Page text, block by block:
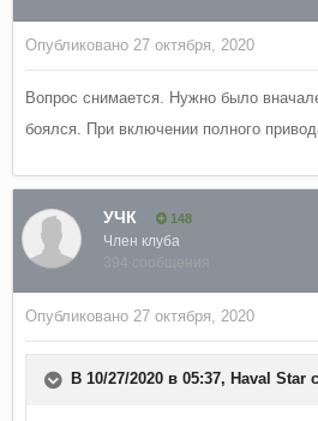
Опубликовано 27 октября, 2020
Вопрос снимается. Нужно было
боялся. При включении полного
УЧК 148
Член клуба
394 сообщения
Опубликовано 27 октября, 2020
В 10/27/2020 в 05:37, Haval Star